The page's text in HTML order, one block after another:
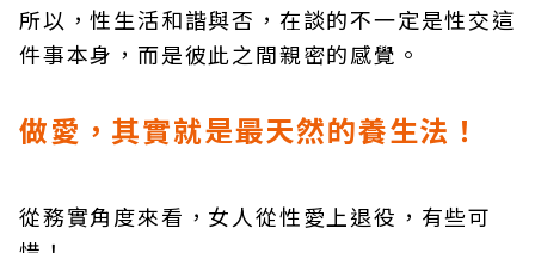
所以，性生活和諧與否，在談的不一定是性交這
件事本身，而是彼此之間親密的感覺。
做愛，其實就是最天然的養生法！
從務實角度來看，女人從性愛上退役，有些可